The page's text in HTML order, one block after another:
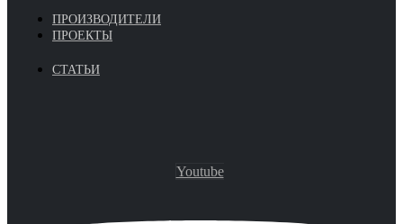
ПРОИЗВОДИТЕЛИ
ПРОЕКТЫ
СТАТЬИ
Youtube